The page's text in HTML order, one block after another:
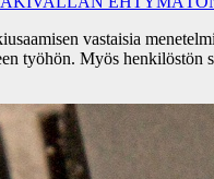
vastaisia
työhön. Myös henkilöstön